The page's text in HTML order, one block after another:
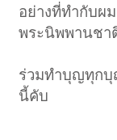
อย่างที่ทำกับผ
พระนิพพานชา
ร่วมทำบุญทุกบุ
นี้คับ